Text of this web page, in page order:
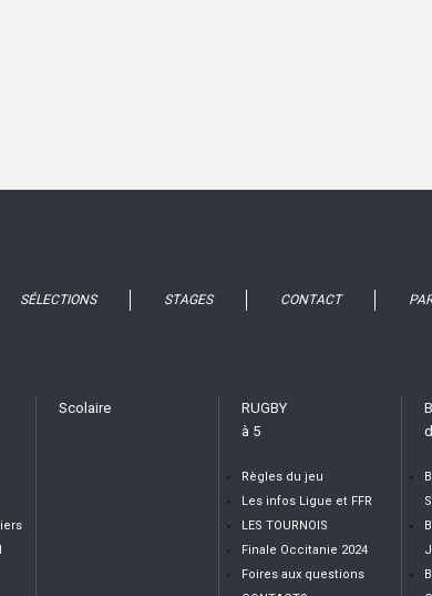
SÉLECTIONS STAGES CONTACT
Scolaire
RUGBY
à 5
Règles du jeu
Les infos Ligue et FFR
LES TOURNOIS
Finale Occitanie 2024
Foires aux questions